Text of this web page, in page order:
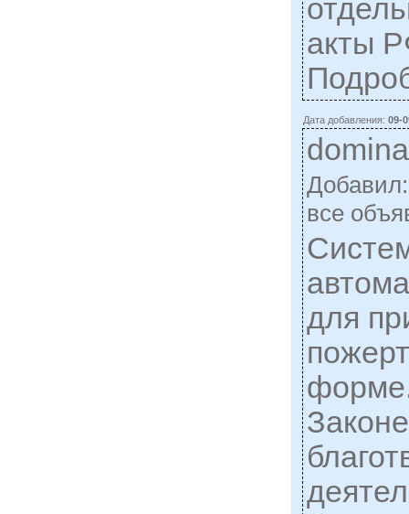
акты
Дата добавления: 09-
все
для